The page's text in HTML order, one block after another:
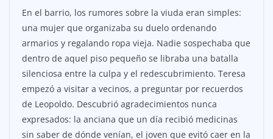
En el barrio, los rumores sobre la viuda eran simples:
una mujer que organizaba su duelo ordenando
armarios y regalando ropa vieja. Nadie sospechaba que
dentro de aquel piso pequeño se libraba una batalla
silenciosa entre la culpa y el redescubrimiento. Teresa
empezó a visitar a vecinos, a preguntar por recuerdos
de Leopoldo. Descubrió agradecimientos nunca
expresados: la anciana que un día recibió medicinas
sin saber de dónde venían, el joven que evitó caer en la